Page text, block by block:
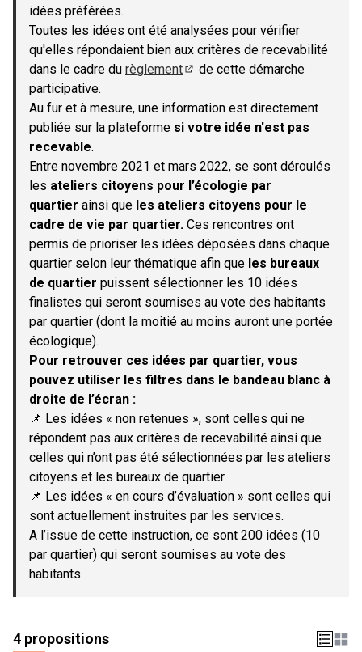
idées préférées.
Toutes les idées ont été analysées pour vérifier
qu'elles répondaient bien aux critères de recevabilité
dans le cadre du règlement
de cette démarche
participative.
Au fur et à mesure, une information est directement
publiée sur la plateforme si votre idée n'est pas
recevable.
Entre novembre 2021 et mars 2022, se sont déroulés
les ateliers citoyens pour l’écologie par
quartier ainsi que les ateliers citoyens pour le
cadre de vie par quartier. Ces rencontres ont
permis de prioriser les idées déposées dans chaque
quartier selon leur thématique afin que les bureaux
de quartier puissent sélectionner les 10 idées
finalistes qui seront soumises au vote des habitants
par quartier (dont la moitié au moins auront une portée
écologique).
Pour retrouver ces idées par quartier, vous
pouvez utiliser les filtres dans le bandeau blanc à
droite de l’écran :
📌 Les idées « non retenues », sont celles qui ne
répondent pas aux critères de recevabilité ainsi que
celles qui n’ont pas été sélectionnées par les ateliers
citoyens et les bureaux de quartier.
📌 Les idées « en cours d’évaluation » sont celles qui
sont actuellement instruites par les services.
A l’issue de cette instruction, ce sont 200 idées (10
par quartier) qui seront soumises au vote des
habitants.
4 propositions